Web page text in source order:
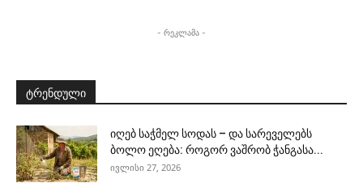
- რეკლამა -
ტრენდული
იღებ საჭმელ სოდას – და სარეველებს
ბოლო ეღება: როგორ ვაშრობ ჭანგასა...
ივლისი 27, 2026